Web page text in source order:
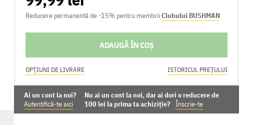
Reducere permanentă de -15% pentru membrii Clubului BUSHMAN
ADAUGĂ ÎN COȘ
OPȚIUNI DE LIVRARE ISTORICUL PREȚULUI
Ai un cont la noi?
Autentifică-te aici
Nu ai un cont la noi, dar ai dori o reducere de
100 lei la prima ta achiziție?
Înscrie-te